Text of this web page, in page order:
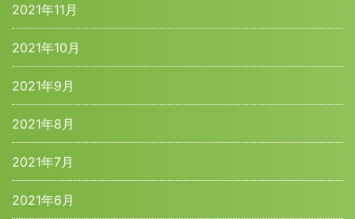
2021年11月
2021年10月
2021年9月
2021年8月
2021年7月
2021年6月